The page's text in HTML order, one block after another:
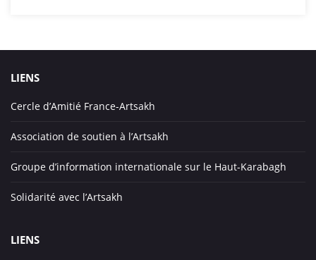
LIENS
Cercle d’Amitié France-Artsakh
Association de soutien à l’Artsakh
Groupe d’information internationale sur le Haut-Karabagh
Solidarité avec l’Artsakh
LIENS